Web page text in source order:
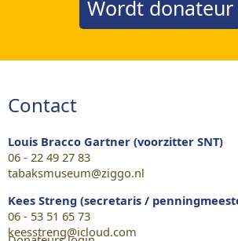
Wordt donateur
Contact
Louis Bracco Gartner (voorzitter SNT)
06 - 22 49 27 83
tabaksmuseum@ziggo.nl
Kees Streng (secretaris /
06 - 53 51 65 73
keesstreng@icloud.com